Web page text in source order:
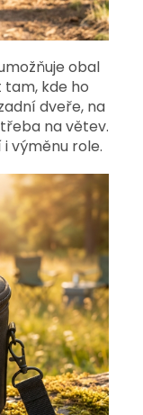
obal
kde ho
dveře, na
na větev.
výměnu role.